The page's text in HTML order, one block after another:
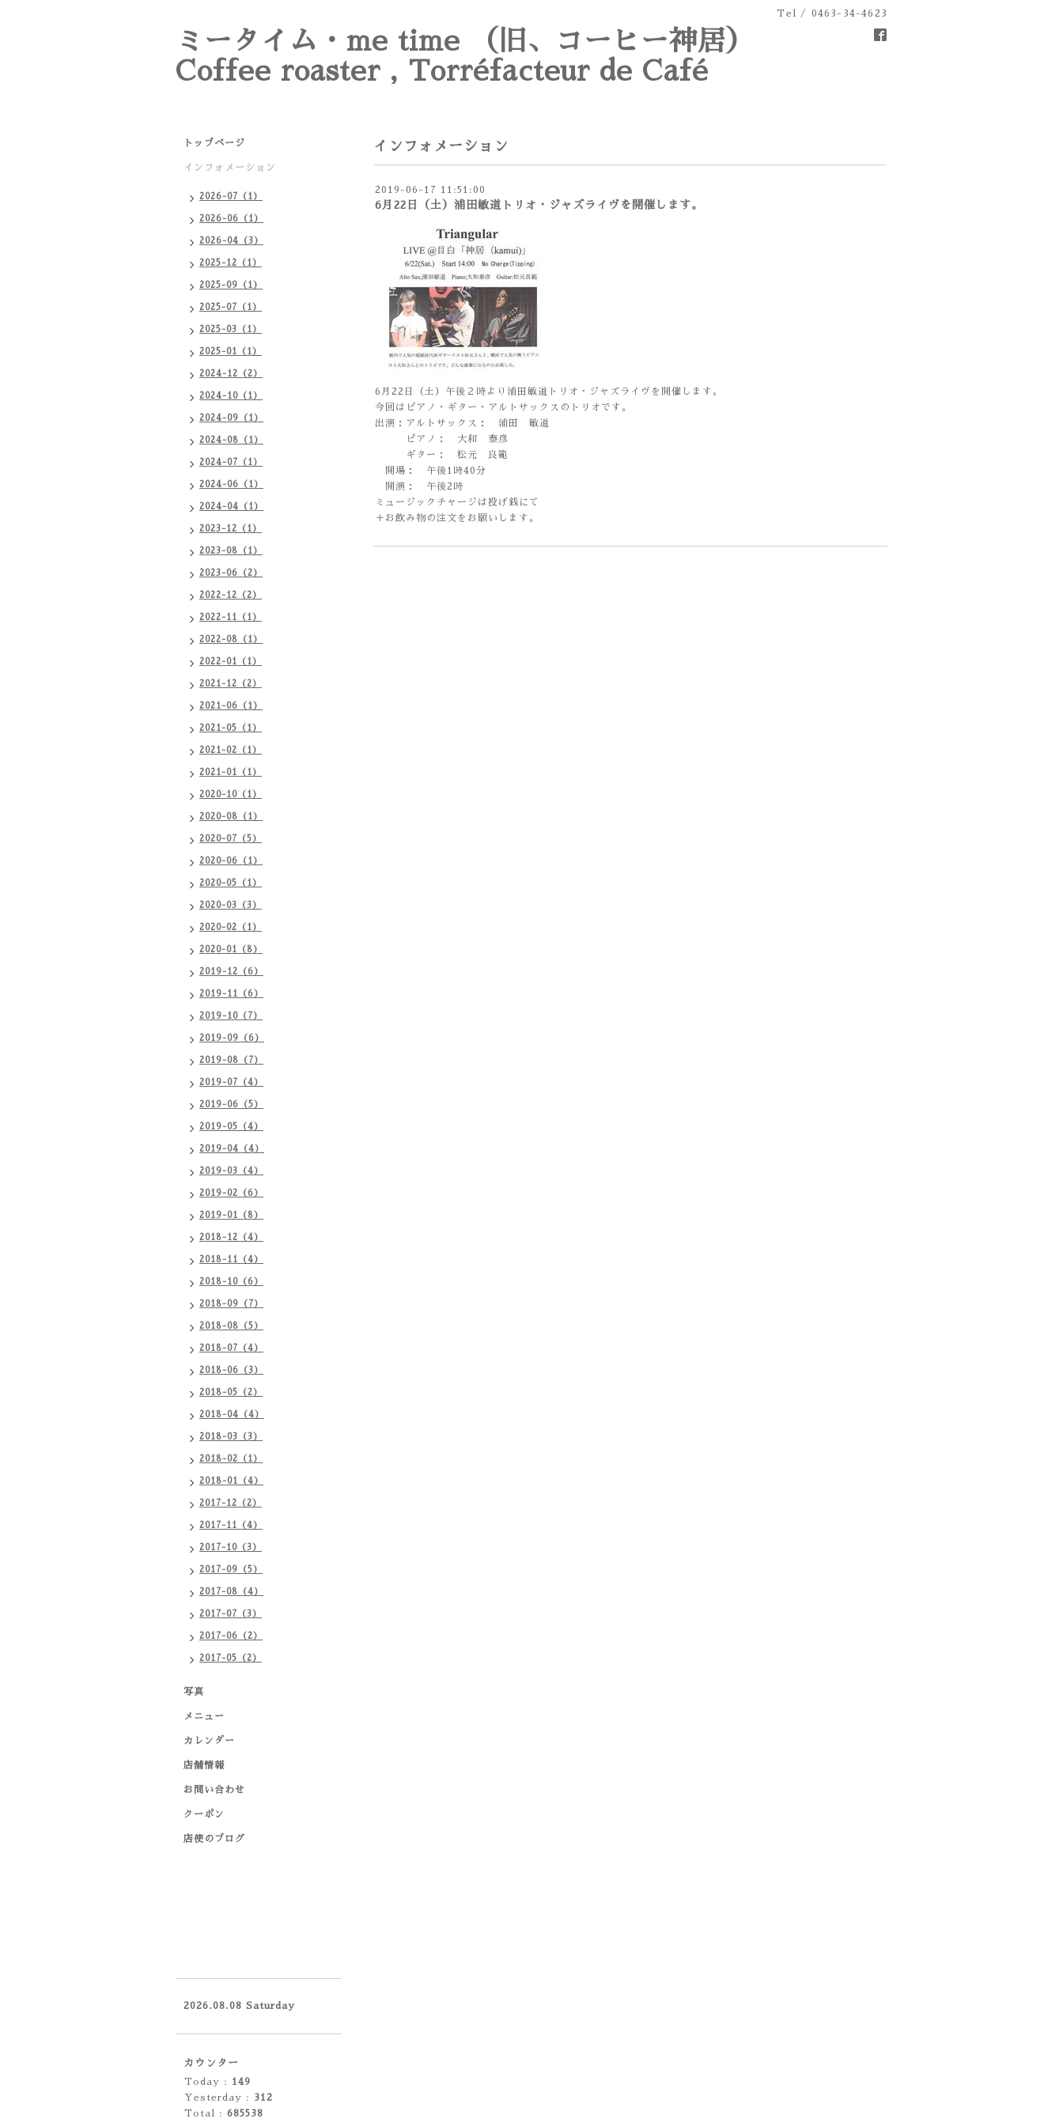
Tel / 0463-34-4623
ミータイム・me time （旧、コーヒー神居）
Coffee roaster , Torréfacteur de Café
インフォメーション
2019-06-17 11:51:00
6月22日（土）浦田敏道トリオ・ジャズライヴを開催します。
6月22日（土）午後２時より浦田敏道トリオ・ジャズライヴを開催します。
今回はピアノ・ギター・アルトサックスのトリオです。
出演：アルトサックス： 浦田 敏道
ピアノ： 大和 泰彦
ギター： 松元 良範
開場： 午後1時40分
開演： 午後2時
ミュージックチャージは投げ銭にて
＋お飲み物の注文をお願いします。
トップページ
インフォメーション
2026-07（1）
2026-06（1）
2026-04（3）
2025-12（1）
2025-09（1）
2025-07（1）
2025-03（1）
2025-01（1）
2024-12（2）
2024-10（1）
2024-09（1）
2024-08（1）
2024-07（1）
2024-06（1）
2024-04（1）
2023-12（1）
2023-08（1）
2023-06（2）
2022-12（2）
2022-11（1）
2022-08（1）
2022-01（1）
2021-12（2）
2021-06（1）
2021-05（1）
2021-02（1）
2021-01（1）
2020-10（1）
2020-08（1）
2020-07（5）
2020-06（1）
2020-05（1）
2020-03（3）
2020-02（1）
2020-01（8）
2019-12（6）
2019-11（6）
2019-10（7）
2019-09（6）
2019-08（7）
2019-07（4）
2019-06（5）
2019-05（4）
2019-04（4）
2019-03（4）
2019-02（6）
2019-01（8）
2018-12（4）
2018-11（4）
2018-10（6）
2018-09（7）
2018-08（5）
2018-07（4）
2018-06（3）
2018-05（2）
2018-04（4）
2018-03（3）
2018-02（1）
2018-01（4）
2017-12（2）
2017-11（4）
2017-10（3）
2017-09（5）
2017-08（4）
2017-07（3）
2017-06（2）
2017-05（2）
写真
メニュー
カレンダー
店舗情報
お問い合わせ
クーポン
店使のブログ
2026.08.08 Saturday
カウンター
Today : 149
Yesterday : 312
Total : 685538